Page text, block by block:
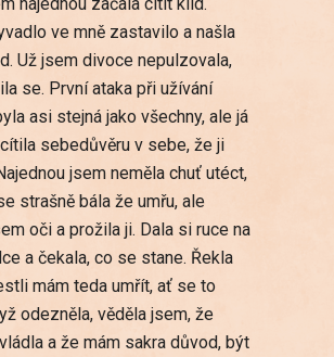
ve mně zastavilo a našla
Už jsem divoce nepulzovala,
se. První ataka při užívání
asi stejná jako všechny, ale já
sebedůvěru v sebe, že ji
jsem neměla chuť utéct,
strašně bála že umřu, ale
oči a prožila ji. Dala si ruce na
a čekala, co se stane. Řekla
mám teda umřít, ať se to
odezněla, věděla jsem, že
a že mám sakra důvod, být